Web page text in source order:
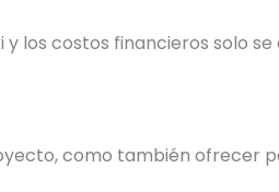
los costos financieros solo
como también ofrecer